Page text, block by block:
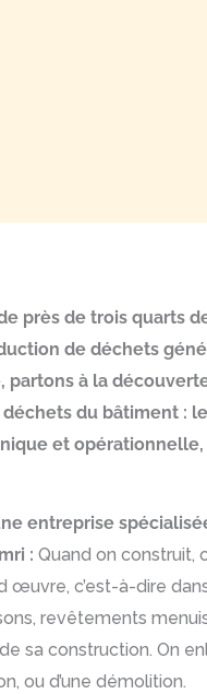
près de trois quarts
de déchets
partons à la
du bâtiment :
et
entreprise
: Quand on construit,
œuvre, c’est-à-dire
revêtements
de sa construction. On
ou d’une démolition.